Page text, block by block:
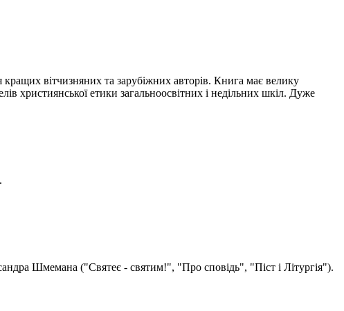
вітчизняних та зарубіжних авторів. Книга має велику
християнської етики загальноосвітних і недільних шкіл. Дуже
Шмемана ("Святеє - святим!", "Про сповідь", "Піст і Літургія").